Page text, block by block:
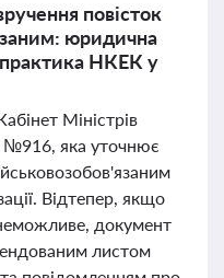
повісток
юридична
практика НКЕК у
Міністрів
№916, яка уточнює
Відтепер, якщо
документ
листом